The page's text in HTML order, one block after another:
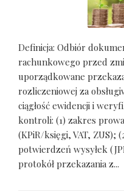
Definicja: Odbiór
rachunkowego przed
uporządkowane
rozliczeniowej za
ciągłość ewidencji i
kontroli: (1) zakres
(KPiR/księgi, VAT,
potwierdzeń wysyłek
protokół przekazania z...